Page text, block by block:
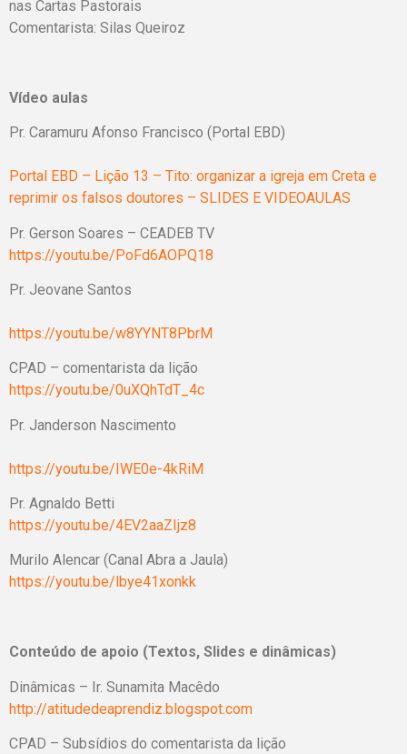
nas Cartas Pastorais
Comentarista: Silas Queiroz
Vídeo aulas
Pr. Caramuru Afonso Francisco (Portal EBD)
Portal EBD – Lição 13 – Tito: organizar a igreja em Creta e
reprimir os falsos doutores – SLIDES E VIDEOAULAS
Pr. Gerson Soares – CEADEB TV
https://youtu.be/PoFd6AOPQ18
Pr. Jeovane Santos
https://youtu.be/w8YYNT8PbrM
CPAD – comentarista da lição
https://youtu.be/0uXQhTdT_4c
Pr. Janderson Nascimento
https://youtu.be/IWE0e-4kRiM
Pr. Agnaldo Betti
https://youtu.be/4EV2aaZIjz8
Murilo Alencar (Canal Abra a Jaula)
https://youtu.be/lbye41xonkk
Conteúdo de apoio (Textos, Slides e dinâmicas)
Dinâmicas – Ir. Sunamita Macêdo
http://atitudedeaprendiz.blogspot.com
CPAD – Subsídios do comentarista da lição